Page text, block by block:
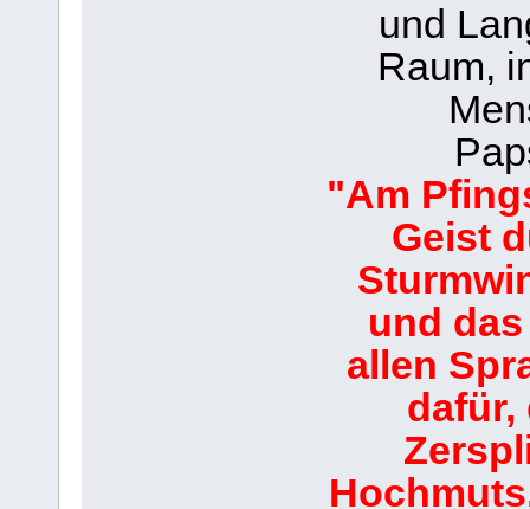
und
Raum,
"Am
Geist
und
allen
dafür,